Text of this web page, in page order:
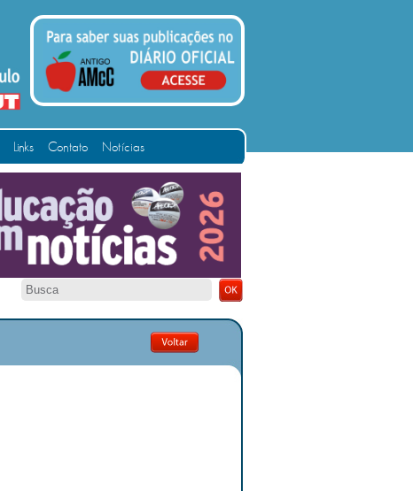
Links Contato Notícias